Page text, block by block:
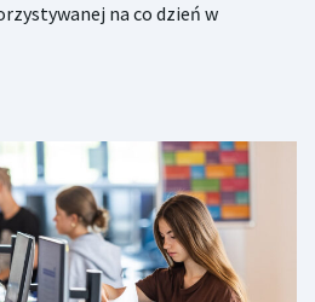
na co dzień w